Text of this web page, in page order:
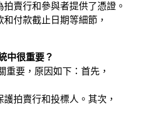
賣行和參與者提供了憑證。
付款截止日期等細節，
中很重要？
重要，原因如下：首先，
拍賣行和投標人。其次，